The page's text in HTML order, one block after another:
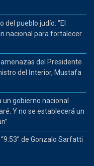
pueblo judío: “El
nacional para fortalecer
del Presidente
del İnterior, Mustafa
un gobierno nacional
Y no se establecerá un
de Gonzalo Sarfatti